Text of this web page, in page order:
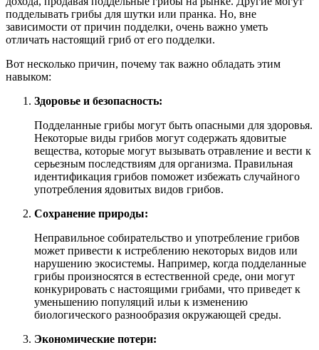
подделывать грибы для шутки или пранка. Но, вне
зависимости от причин подделки, очень важно уметь
отличать настоящий гриб от его подделки.
Вот несколько причин, почему так важно обладать этим
навыком:
Здоровье и безопасность:
Подделанные грибы могут быть опасными для здоровья.
Некоторые виды грибов могут содержать ядовитые
вещества, которые могут вызывать отравление и вести к
серьезным последствиям для организма. Правильная
идентификация грибов поможет избежать случайного
употребления ядовитых видов грибов.
Сохранение природы:
Неправильное собирательство и употребление грибов
может привести к истреблению некоторых видов или
нарушению экосистемы. Например, когда подделанные
грибы произносятся в естественной среде, они могут
конкурировать с настоящими грибами, что приведет к
уменьшению популяций ильи к изменению
биологического разнообразия окружающей среды.
Экономические потери: